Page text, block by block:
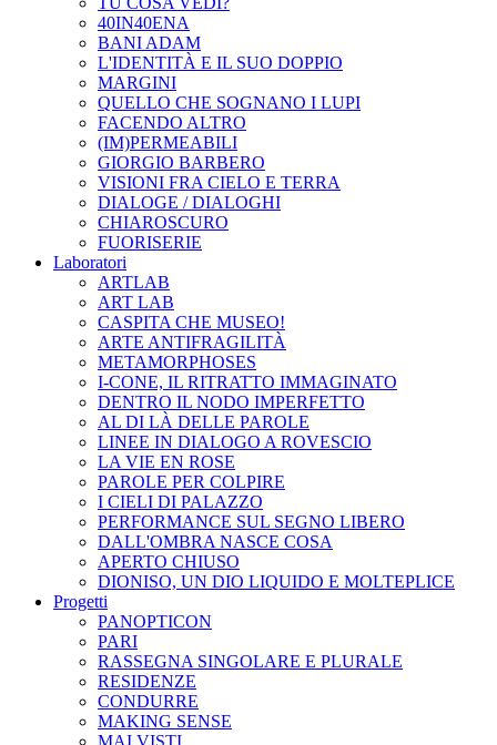
40IN40ENA
BANI ADAM
L'IDENTITÀ E IL SUO DOPPIO
MARGINI
QUELLO CHE SOGNANO I LUPI
FACENDO ALTRO
(IM)PERMEABILI
GIORGIO BARBERO
VISIONI FRA CIELO E TERRA
DIALOGE / DIALOGHI
CHIAROSCURO
FUORISERIE
Laboratori
ARTLAB
ART LAB
CASPITA CHE MUSEO!
ARTE ANTIFRAGILITÀ
METAMORPHOSES
I-CONE, IL RITRATTO IMMAGINATO
DENTRO IL NODO IMPERFETTO
AL DI LÀ DELLE PAROLE
LINEE IN DIALOGO A ROVESCIO
LA VIE EN ROSE
PAROLE PER COLPIRE
I CIELI DI PALAZZO
PERFORMANCE SUL SEGNO LIBERO
DALL'OMBRA NASCE COSA
APERTO CHIUSO
DIONISO, UN DIO LIQUIDO E MOLTEPLICE
Progetti
PANOPTICON
PARI
RASSEGNA SINGOLARE E PLURALE
RESIDENZE
CONDURRE
MAKING SENSE
MAI VISTI